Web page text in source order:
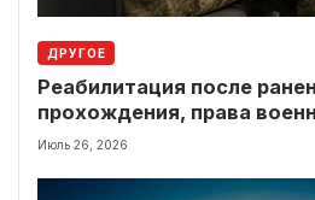
ДРУГОЕ
Реабилитация после
прохождения, права
выплаты
Июль 26, 2026